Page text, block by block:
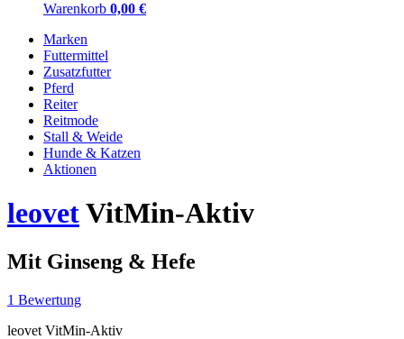
Warenkorb 0,00 €
Marken
Futtermittel
Zusatzfutter
Pferd
Reiter
Reitmode
Stall & Weide
Hunde & Katzen
Aktionen
leovetVitMin-Aktiv
Mit Ginseng & Hefe
1 Bewertung
leovet VitMin-Aktiv